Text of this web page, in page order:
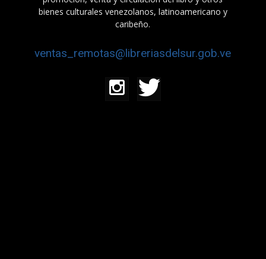
bienes culturales venezolanos, latinoamericano y
caribeño.
ventas_remotas@libreriasdelsur.gob.ve